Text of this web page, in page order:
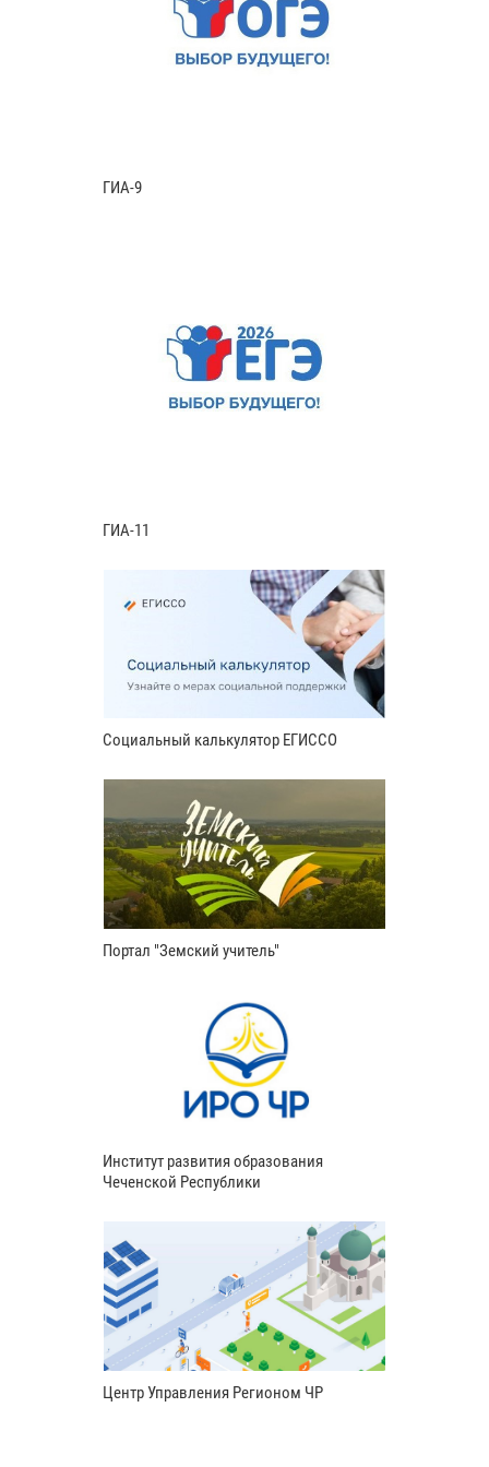
ГИА-9
ГИА-11
Социальный калькулятор ЕГИССО
Портал "Земский учитель"
Институт развития образования
Чеченской Республики
Центр Управления Регионом ЧР